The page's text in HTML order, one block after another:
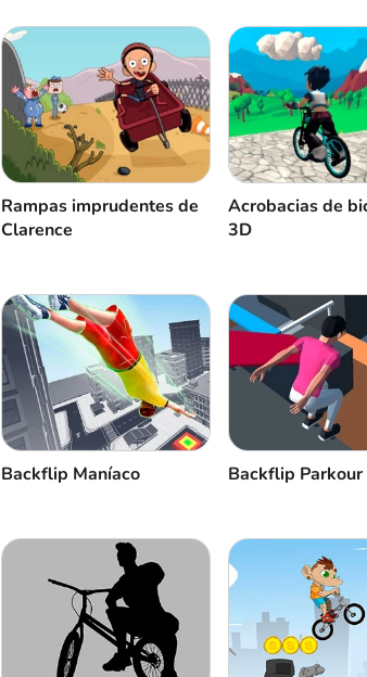
Rampas imprudentes de
Clarence
Acrobacias de
3D
Backflip Maníaco Backflip Parkour